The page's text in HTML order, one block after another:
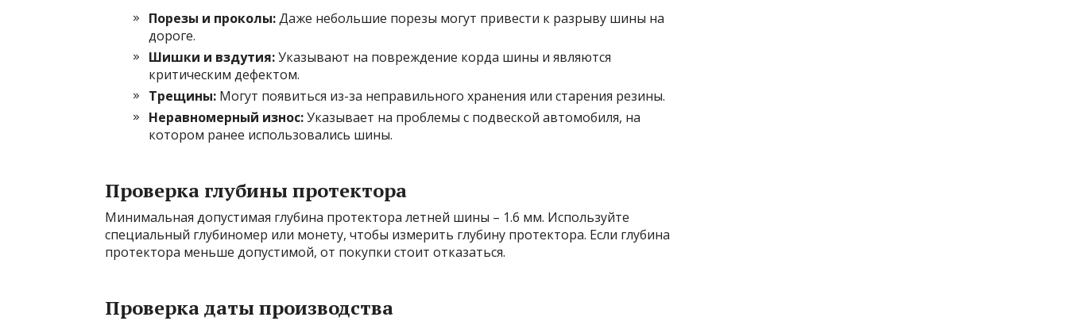
Порезы и проколы:Даже небольшие порезы могут привести к разрыву шины на
дороге.
Шишки и вздутия:Указывают на повреждение корда шины и являются
критическим дефектом.
Трещины: Могут появиться из-за неправильного хранения или старения резины.
Неравномерный износ:Указывает на проблемы с подвеской автомобиля, на
котором ранее использовались шины.
Проверка глубины протектора
Минимальная допустимая глубина протектора летней шины – 1.6 мм. Используйте
специальный глубиномер или монету, чтобы измерить глубину протектора. Если глубина
протектора меньше допустимой, от покупки стоит отказаться.
Проверка даты производства